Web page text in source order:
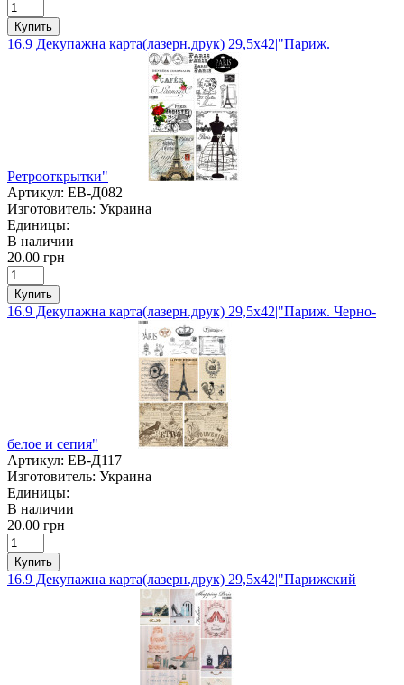
Купить
16.9 Декупажна карта(лазерн.друк) 29,5х42|"Париж.
Ретрооткрытки"
Артикул: ЕВ-Д082
Изготовитель: Украина
Единицы:
В наличии
20.00 грн
Купить
16.9 Декупажна карта(лазерн.друк) 29,5х42|"Париж. Черно-
белое и сепия"
Артикул: ЕВ-Д117
Изготовитель: Украина
Единицы:
В наличии
20.00 грн
Купить
16.9 Декупажна карта(лазерн.друк) 29,5х42|"Парижский